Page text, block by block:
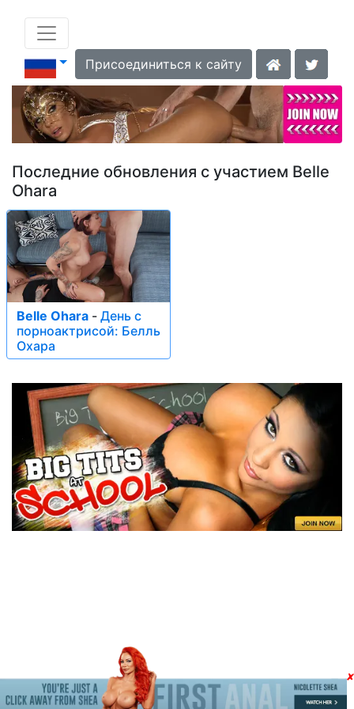
Присоединиться к сайту
Последние обновления с участием Belle
Ohara
Belle Ohara - День с
порноактрисой: Белль
Охара